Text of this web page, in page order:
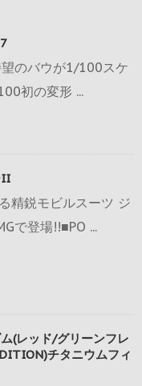
のバウが1/100スケ
初の変形 ...
II
精鋭モビルスーツ ジ
で登場!!■PO ...
(レッド/グリーンフレ
チタニウムフィ